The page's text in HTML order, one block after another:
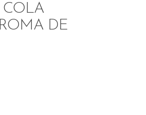
COLA
DE